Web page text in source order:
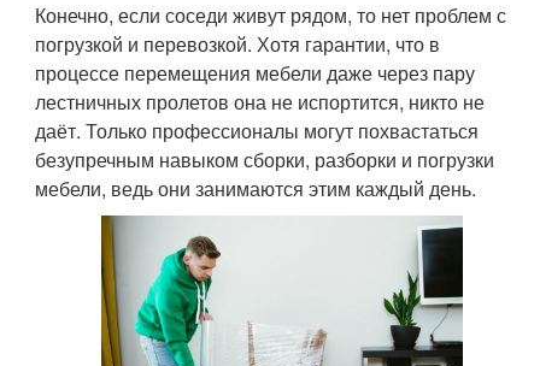
Конечно, если соседи живут рядом, то нет проблем с
погрузкой и перевозкой. Хотя гарантии, что в
процессе перемещения мебели даже через пару
лестничных пролетов она не испортится, никто не
даёт. Только профессионалы могут похвастаться
безупречным навыком сборки, разборки и погрузки
мебели, ведь они занимаются этим каждый день.